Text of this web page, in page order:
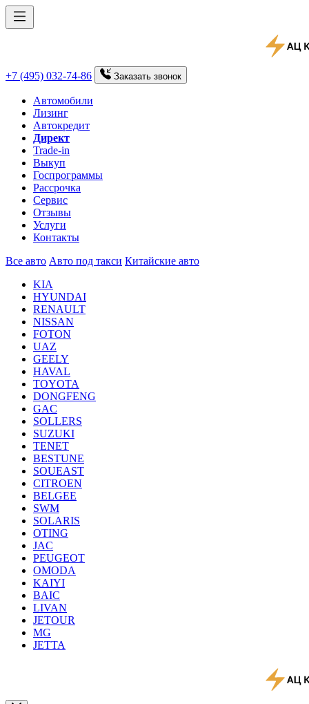
+7 (495) 032-74-86 Заказать звонок
Автомобили
Лизинг
Автокредит
Директ
Trade-in
Выкуп
Госпрограммы
Рассрочка
Сервис
Отзывы
Услуги
Контакты
Все авто Авто под такси Китайские авто
KIA
HYUNDAI
RENAULT
NISSAN
FOTON
UAZ
GEELY
HAVAL
TOYOTA
DONGFENG
GAC
SOLLERS
SUZUKI
TENET
BESTUNE
SOUEAST
CITROEN
BELGEE
SWM
SOLARIS
OTING
JAC
PEUGEOT
OMODA
KAIYI
BAIC
LIVAN
JETOUR
MG
JETTA